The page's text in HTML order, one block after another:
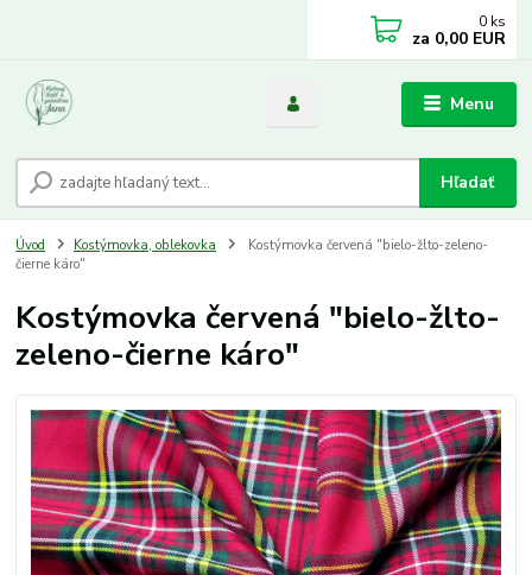
Menu
Hľadať
0 ks
za 0,00 EUR
Úvod Kostýmovka, oblekovka
Kostýmovka červená "bielo-žlto-zeleno-
čierne káro"
Kostýmovka červená "bielo-žlto-
zeleno-čierne káro"